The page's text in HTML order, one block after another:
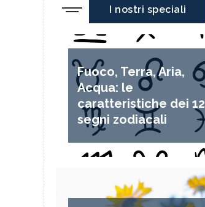
I nostri speciali
Fuoco, Terra, Aria,
Acqua: le
caratteristiche dei 12
segni zodiacali